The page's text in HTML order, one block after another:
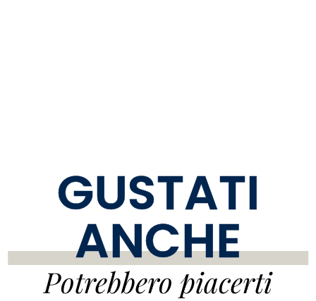
GUSTATI
ANCHE
Potrebbero piacerti